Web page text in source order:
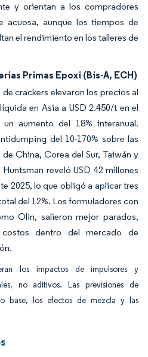
y orientan a los compradores
acuosa, aunque los tiempos de
el rendimiento en los talleres de
Primas Epoxi (Bis-A, ECH)
crackers elevaron los precios al
en Asia a USD 2.450/t en el
aumento del 18% interanual.
del 10-170% sobre las
China, Corea del Sur, Taiwán y
reveló USD 42 millones
2025, lo que obligó a aplicar tres
del 12%. Los formuladores con
Olin, salieron mejor parados,
dentro del mercado de
los impactos de impulsores y
no aditivos. Las previsiones de
base, los efectos de mezcla y las